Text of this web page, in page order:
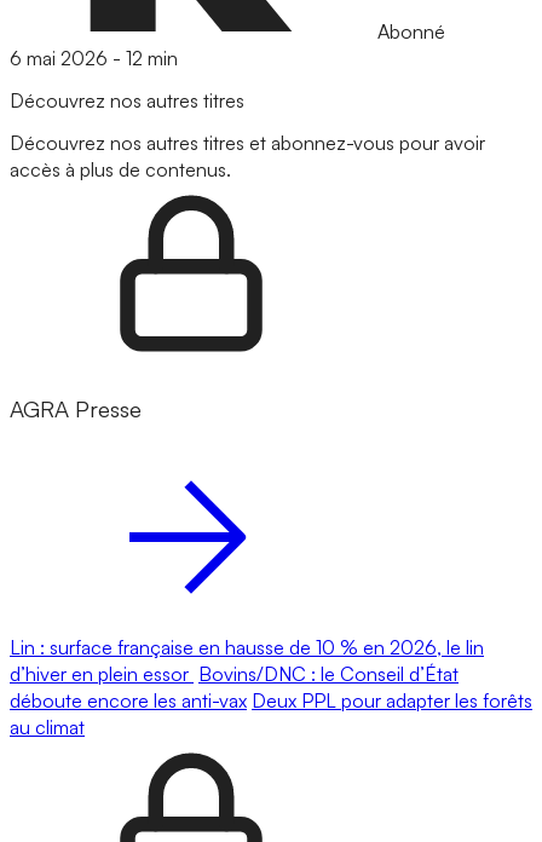
Abonné
6 mai 2026 - 12 min
Découvrez nos autres titres
Découvrez nos autres titres et abonnez-vous pour avoir
accès à plus de contenus.
AGRA Presse
Lin : surface française en hausse de 10 % en 2026, le lin
d’hiver en plein essor Bovins/DNC : le Conseil d’État
déboute encore les anti-vax Deux PPL pour adapter les forêts
au climat